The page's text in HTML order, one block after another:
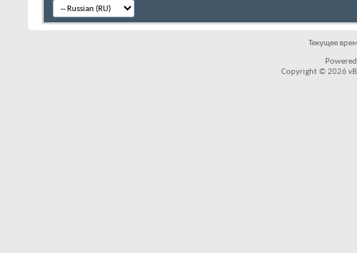
Текущее
Copyright © 2026